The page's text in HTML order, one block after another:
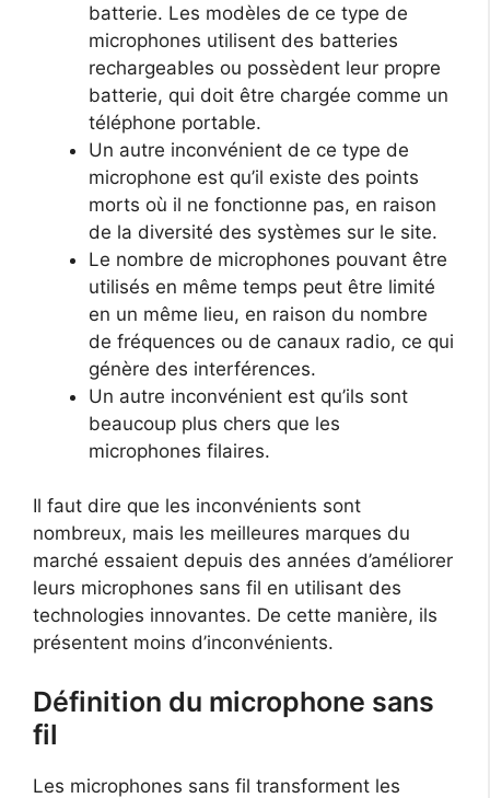
batterie. Les modèles de ce type de
microphones utilisent des batteries
rechargeables ou possèdent leur propre
batterie, qui doit être chargée comme un
téléphone portable.
Un autre inconvénient de ce type de
microphone est qu’il existe des points
morts où il ne fonctionne pas, en raison
de la diversité des systèmes sur le site.
Le nombre de microphones pouvant être
utilisés en même temps peut être limité
en un même lieu, en raison du nombre
de fréquences ou de canaux radio, ce qui
génère des interférences.
Un autre inconvénient est qu’ils sont
beaucoup plus chers que les
microphones filaires.
Il faut dire que les inconvénients sont
nombreux, mais les meilleures marques du
marché essaient depuis des années d’améliorer
leurs microphones sans fil en utilisant des
technologies innovantes. De cette manière, ils
présentent moins d’inconvénients.
Définition du microphone sans
fil
Les microphones sans fil transforment les